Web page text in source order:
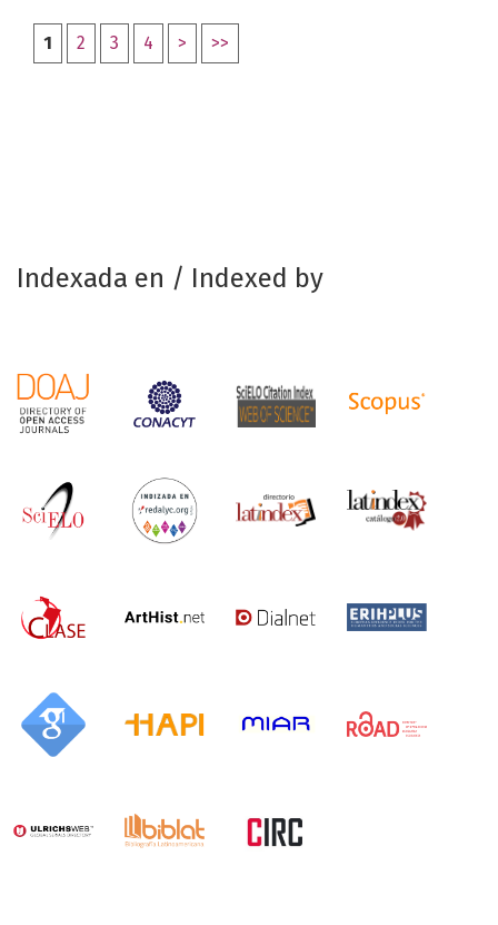
1 2 3 4 > >>
Indexada en / Indexed by